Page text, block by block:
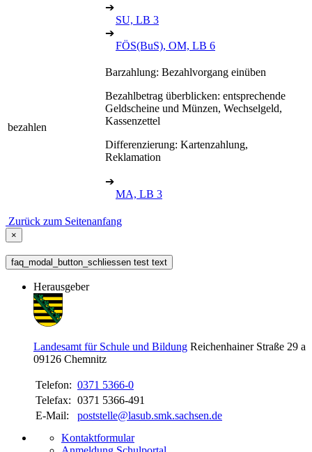
➔
SU, LB 3
➔
FÖS(BuS), OM, LB 6
bezahlen
Barzahlung: Bezahlvorgang einüben
Bezahlbetrag überblicken: entsprechende
Geldscheine und Münzen, Wechselgeld,
Kassenzettel
Differenzierung: Kartenzahlung,
Reklamation
➔
MA, LB 3
Zurück zum Seitenanfang
×
faq_modal_button_schliessen test text
Herausgeber
Landesamt für Schule und Bildung Reichenhainer Straße 29 a
09126 Chemnitz
Telefon: 0371 5366-0
Telefax: 0371 5366-491
E-Mail:
poststelle@lasub.smk.sachsen.de
Kontaktformular